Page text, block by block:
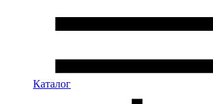
Каталог